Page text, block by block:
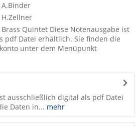
A.Binder
H.Zellner
Brass Quintet Diese Notenausgabe ist
pdf Datei erhältlich. Sie finden die
unter dem Menüpunkt
ausschließlich digital als pdf Datei
Daten in... mehr